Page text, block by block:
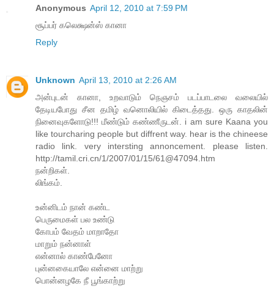
Anonymous April 12, 2010 at 7:59 PM
சூப்பர் கலெக்ஷன்ஸ் கானா
Reply
Unknown April 13, 2010 at 2:26 AM
அன்புடன் கானா, உறவாடும் நெஞசம் படப்பாடலை வலையில்
தேடியபோது சீன தமிழ் வனொலியில் கிடைத்தது. ஒரு காதலின்
நினைவுகளோடு!!! மீண்டும் கண்ணீருடன். i am sure Kaana you
like tourcharing people but diffrent way. hear is the chineese
radio link. very intersting annoncement. please listen.
http://tamil.cri.cn/1/2007/01/15/61@47094.htm
நன்றிகள்.
லிங்கம்.
உன்னிடம் நான் கண்ட
பெருமைகள் பல உண்டு
கோபம் வேதம் மாறாதோ
மாறும் நன்னாள்
என்னால் காண்பேனோ
புன்னகையாலே என்னை மாற்று
பொன்னழகே நீ பூங்காற்று